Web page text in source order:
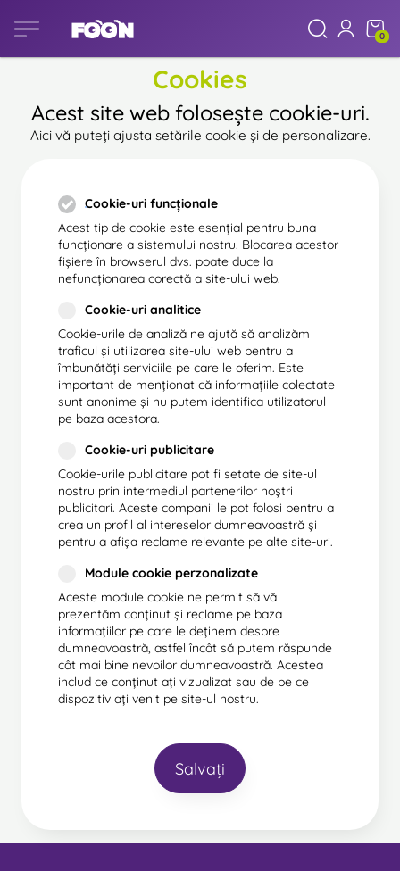
0
Cookies
Acest site web folosește cookie-uri.
Aici vă puteți ajusta setările cookie și de personalizare.
Cookie-uri funcționale
Acest tip de cookie este esențial pentru buna
funcționare a sistemului nostru. Blocarea acestor
fișiere în browserul dvs. poate duce la
nefuncționarea corectă a site-ului web.
Cookie-uri analitice
Cookie-urile de analiză ne ajută să analizăm
traficul și utilizarea site-ului web pentru a
îmbunătăți serviciile pe care le oferim. Este
important de menționat că informațiile colectate
sunt anonime și nu putem identifica utilizatorul
pe baza acestora.
Cookie-uri publicitare
Cookie-urile publicitare pot fi setate de site-ul
nostru prin intermediul partenerilor noștri
publicitari. Aceste companii le pot folosi pentru a
crea un profil al intereselor dumneavoastră și
pentru a afișa reclame relevante pe alte site-uri.
Module cookie perzonalizate
Aceste module cookie ne permit să vă
prezentăm conținut și reclame pe baza
informațiilor pe care le deținem despre
dumneavoastră, astfel încât să putem răspunde
cât mai bine nevoilor dumneavoastră. Acestea
includ ce conținut ați vizualizat sau de pe ce
dispozitiv ați venit pe site-ul nostru.
Salvați